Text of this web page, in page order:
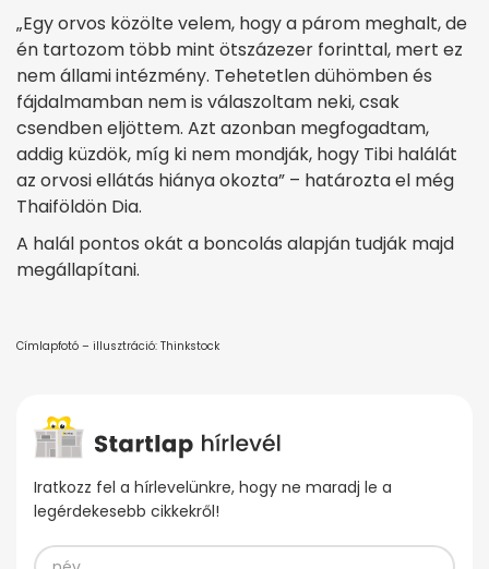
„Egy orvos közölte velem, hogy a párom meghalt, de
én tartozom több mint ötszázezer forinttal, mert ez
nem állami intézmény. Tehetetlen dühömben és
fájdalmamban nem is válaszoltam neki, csak
csendben eljöttem. Azt azonban megfogadtam,
addig küzdök, míg ki nem mondják, hogy Tibi halálát
az orvosi ellátás hiánya okozta” – határozta el még
Thaiföldön Dia.
A halál pontos okát a boncolás alapján tudják majd
megállapítani.
Címlapfotó – illusztráció: Thinkstock
Iratkozz fel a hírlevelünkre, hogy ne maradj le a
legérdekesebb cikkekről!